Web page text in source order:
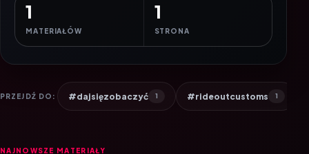
1
MATERIAŁÓW
1
STRONA
PRZEJDŹ DO: #dajsięzobaczyć 1 #rideoutcustoms 1
NAJNOWSZE MATERIAŁY